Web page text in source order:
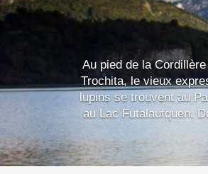
Au pied de la
Trochita, le vieux
lupins se trouvent au
au Lac Futalaufquen.